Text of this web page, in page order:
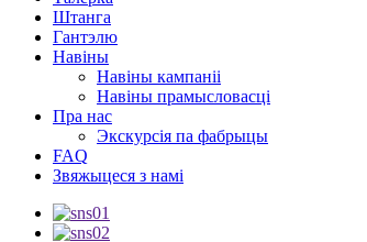
Штанга
Гантэлю
Навіны
Навіны кампаніі
Навіны прамысловасці
Пра нас
Экскурсія па фабрыцы
FAQ
Звяжыцеся з намі